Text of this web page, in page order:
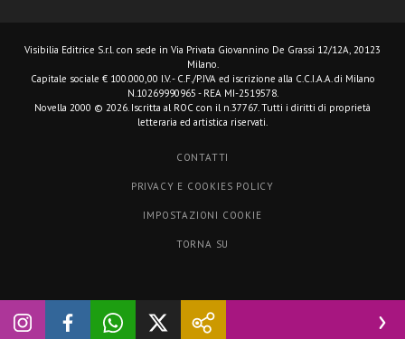
Visibilia Editrice S.r.l. con sede in Via Privata Giovannino De Grassi 12/12A, 20123
Milano.
Capitale sociale € 100.000,00 I.V. - C.F./P.IVA ed iscrizione alla C.C.I.A.A. di Milano
N.10269990965 - REA MI-2519578.
Novella 2000 © 2026. Iscritta al ROC con il n.37767. Tutti i diritti di proprietà
letteraria ed artistica riservati.
CONTATTI
PRIVACY E COOKIES POLICY
IMPOSTAZIONI COOKIE
TORNA SU